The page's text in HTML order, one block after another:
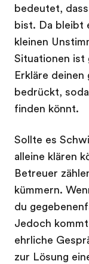
bedeutet,
bist. Da bleibt
kleinen
Situationen ist
Erkläre
bedrückt,
finden könnt.
Sollte es
alleine klären
Betreuer
kümmern.
du
Jedoch
ehrliche
zur Lösung